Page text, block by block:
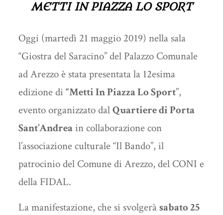
METTI IN PIAZZA LO SPORT
Oggi (martedì 21 maggio 2019) nella sala
“Giostra del Saracino” del Palazzo Comunale
ad Arezzo è stata presentata la 12esima
edizione di “Metti In Piazza Lo Sport”,
evento organizzato dalQuartiere di Porta
Sant’Andreain collaborazione con
l’associazione culturale “Il Bando”, il
patrocinio del Comune di Arezzo, del CONI e
della FIDAL.
La manifestazione, che si svolgeràsabato 25